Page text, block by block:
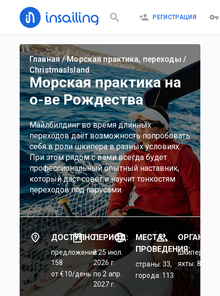
РЕГИСТРАЦИЯ
Главная/Морская практика, переходы /
ChristmasIsland
Морская практика на
о-ве Рождества
Майлбилдинг во время длинных
переходов даёт возможность попробовать
себя в роли шкипера в разных условиях.
При этом рядом с вами всегда будет
профессиональный опытный наставник,
который даст совет и научит тонкостям
переходов под парусами.
ДОСТУПНО:
предложений:
158
от €10/день
ПЕРИОД:
c 25 июл.
2026 г.
по 2 апр.
2027 г.
МЕСТА
ПРОВЕДЕНИЯ:
страны: 33,
города: 113
шкиперы: 45,
яхты: 84